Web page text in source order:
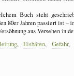
Buch steht
80er Jahren passiert ist
aus Versehen in
,Eisbären,Gefahr